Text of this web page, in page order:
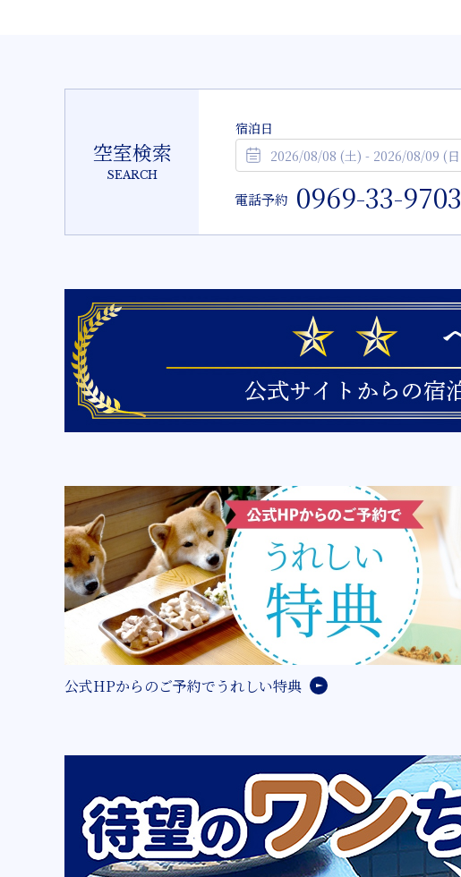
空室検索
SEARCH
宿泊日
電話予約 0969-33-9703
公式HPからのご予約でうれしい特典